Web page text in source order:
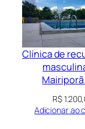
Clínica de
Mairiporã
R$
Adicionar ao